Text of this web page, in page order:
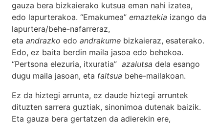
gauza bera bizkaierako kutsua eman nahi izatea,
edo lapurterakoa. “Emakumea” emaztekia izango da
lapurtera/behe-nafarreraz,
eta andrazko edo andrakume bizkaieraz, esaterako.
Edo, ez baita berdin maila jasoa edo behekoa.
“Pertsona elezuria, itxuratia” azalutsa dela esango
dugu maila jasoan, eta faltsua behe-mailakoan.
Ez da hiztegi arrunta, ez daude hiztegi arruntek
dituzten sarrera guztiak, sinonimoa dutenak baizik.
Eta gauza bera gertatzen da adierekin ere,